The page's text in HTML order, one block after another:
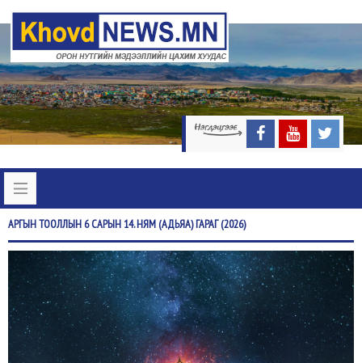
АРГЫНТООЛЛЫН 6 САРЫН 14. НЯМ (АДЬЯА) ГАРАГ (2026)